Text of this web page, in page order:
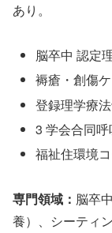
あり。
脳卒中 認定
褥瘡・創傷
登録理学療
3 学会合同
福祉住環境
専門領域： 脳卒
養）、シーティ